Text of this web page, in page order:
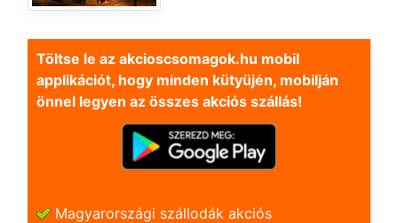
Töltse le az akcioscsomagok.hu mobil
applikációt, hogy minden kütyüjén, mobilján
önnel legyen az összes akciós szállás!
Magyarországi szállodák akciós